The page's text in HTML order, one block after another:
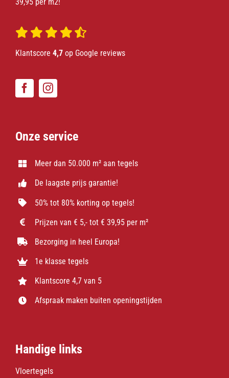
Klantscore 4,7op Google reviews
Onze service
Meer dan 50.000 m² aan tegels
De laagste prijs garantie!
50% tot 80% korting op tegels!
Prijzen van € 5,- tot € 39,95 per m²
Bezorging in heel Europa!
1e klasse tegels
Klantscore 4,7 van 5
Afspraak maken buiten openingstijden
Handige links
Vloertegels